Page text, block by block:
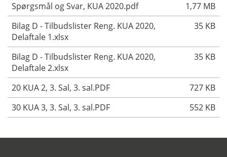
Spørgsmål og Svar, KUA 2020.pdf
1,77 MB
Bilag D - Tilbudslister Reng. KUA 2020,
Delaftale 1.xlsx
35 KB
Bilag D - Tilbudslister Reng. KUA 2020,
Delaftale 2.xlsx
35 KB
20 KUA 2, 3. Sal, 3. sal.PDF
727 KB
30 KUA 3, 3. Sal, 3. sal.PDF
552 KB